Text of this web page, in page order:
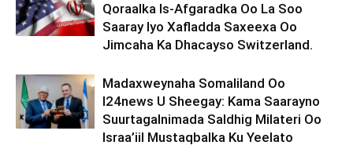
Qoraalka Is-Afgaradka Oo La Soo
Saaray Iyo Xafladda Saxeexa Oo
Jimcaha Ka Dhacayso Switzerland.
Madaxweynaha Somaliland Oo
I24news U Sheegay: Kama Saarayno
Suurtagalnimada Saldhig Milateri Oo
Israa’iil Mustaqbalka Ku Yeelato